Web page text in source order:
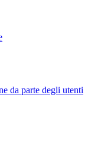
da parte degli utenti